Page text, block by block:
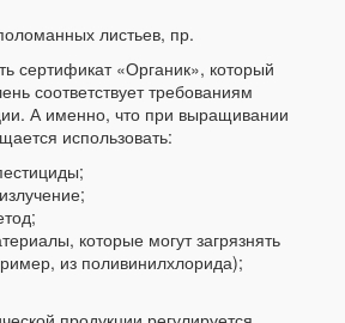
листьев, пр.
сертификат «Органик», который
соответствует требованиям
А именно, что при выращивании
использовать:
которые могут загрязнять
из поливинилхлорида);